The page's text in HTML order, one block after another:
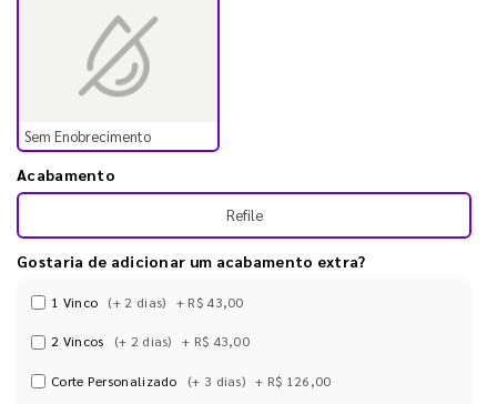
Sem Enobrecimento
Acabamento
Refile
Gostaria de adicionar um acabamento extra?
1 Vinco (+ 2 dias) + R$ 43,00
2 Vincos (+ 2 dias) + R$ 43,00
Corte Personalizado (+ 3 dias) + R$ 126,00